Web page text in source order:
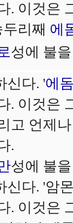
. 이것은
리째 에
성에 불
신다. '에
. 이것은
고 언제
.
성에 불
신다. '암
. 이것은